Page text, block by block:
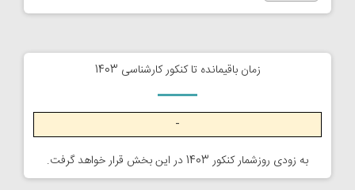
زمان باقیمانده تا کنکور کارشناسی 1403
-
به زودی روزشمار کنکور 1403 در این بخش قرار خواهد گرفت.